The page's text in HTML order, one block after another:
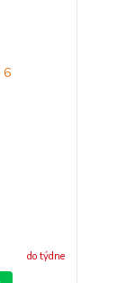
do týdne